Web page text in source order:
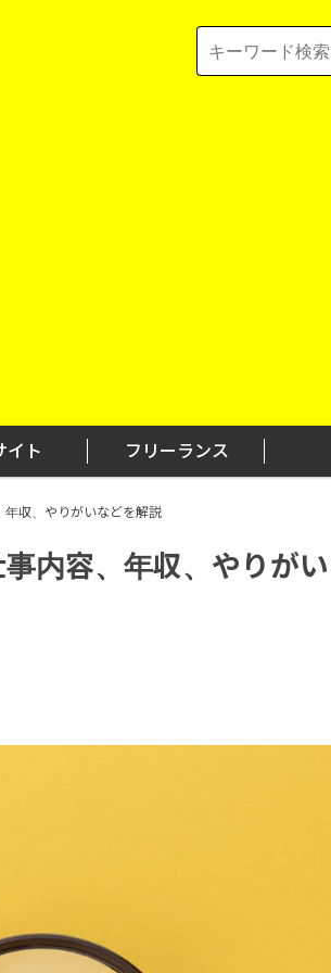
for:
イト フリーランス
年収、やりがいなどを解説
内容、年収、やりが